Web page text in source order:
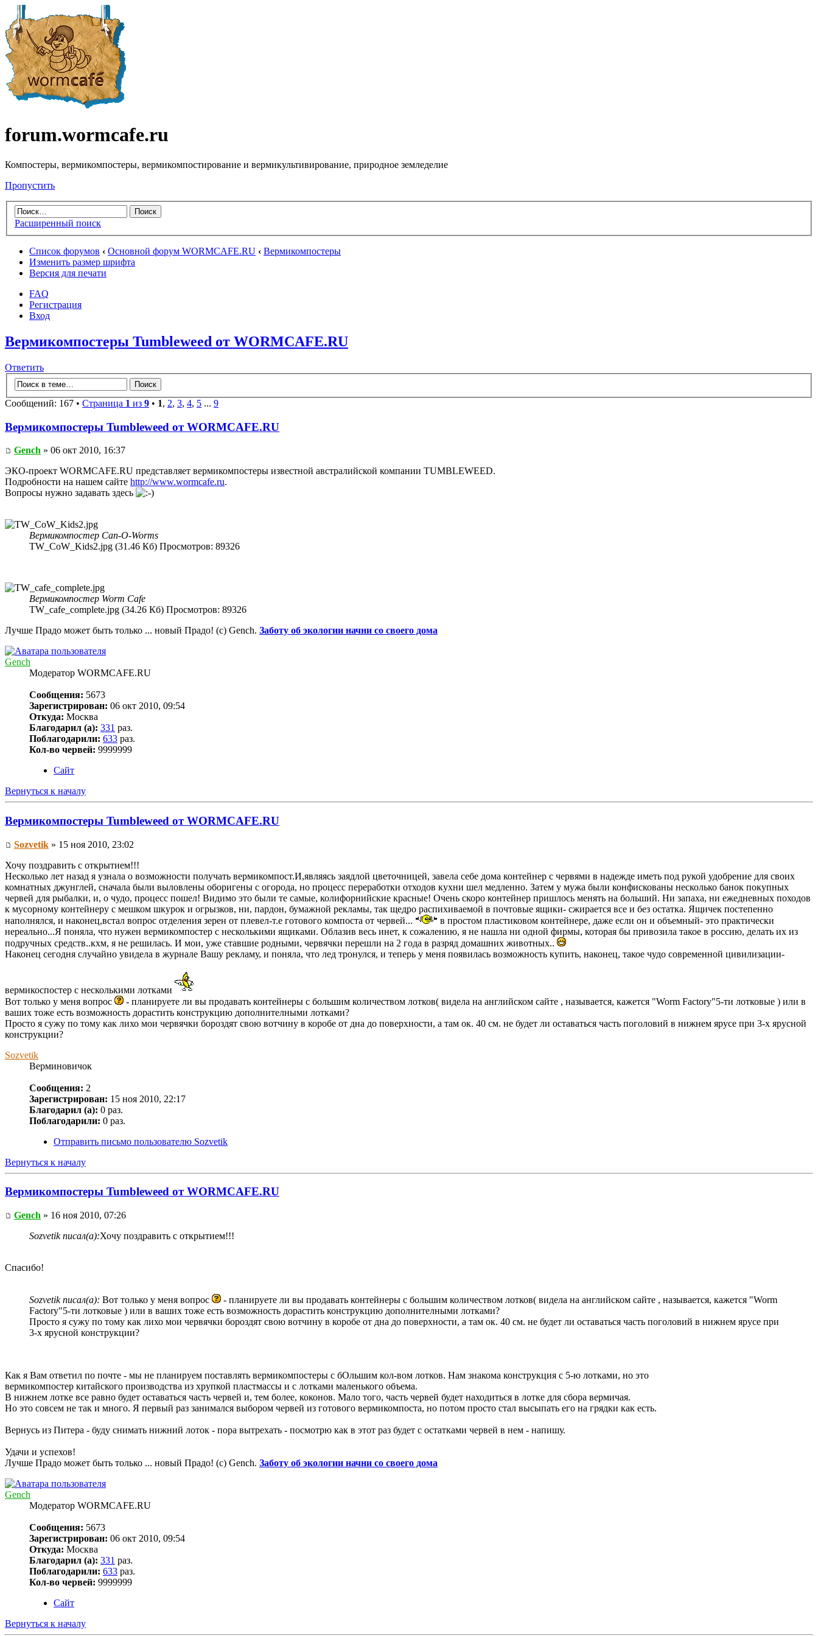
forum.wormcafe.ru
Компостеры, вермикомпостеры, вермикомпостирование и вермикультивирование, природное земледелие
Пропустить
Расширенный поиск
Список форумов ‹ Основной форум WORMCAFE.RU ‹ Вермикомпостеры
Изменить размер шрифта
Версия для печати
FAQ
Регистрация
Вход
Вермикомпостеры Tumbleweed от WORMCAFE.RU
Ответить
Сообщений: 167 • Страница 1 из 9 • 1, 2, 3, 4, 5 ... 9
Вермикомпостеры Tumbleweed от WORMCAFE.RU
Gench » 06 окт 2010, 16:37
ЭКО-проект WORMCAFE.RU представляет вермикомпостеры известной австралийской компании TUMBLEWEED.
Подробности на нашем сайте http://www.wormcafe.ru.
Вопросы нужно задавать здесь
Вермикомпостер Can-O-Worms
TW_CoW_Kids2.jpg (31.46 Кб) Просмотров: 89326
Вермикомпостер Worm Cafe
TW_cafe_complete.jpg (34.26 Кб) Просмотров: 89326
Лучше Прадо может быть только ... новый Прадо! (c) Gench. Заботу об экологии начни со своего дома
Gench
Модератор WORMCAFE.RU
Сообщения: 5673
Зарегистрирован: 06 окт 2010, 09:54
Откуда: Москва
Благодарил (а): 331 раз.
Поблагодарили: 633 раз.
Кол-во червей: 9999999
Сайт
Вернуться к началу
Вермикомпостеры Tumbleweed от WORMCAFE.RU
Sozvetik » 15 ноя 2010, 23:02
Хочу поздравить с открытием!!!
Несколько лет назад я узнала о возможности получать вермикомпост.И,являясь заядлой цветочницей, завела себе дома контейнер с червями в надежде иметь под рукой удобрение для своих
комнатных джунглей, сначала были выловлены оборигены с огорода, но процесс переработки отходов кухни шел медленно. Затем у мужа были конфискованы несколько банок покупных
червей для рыбалки, и, о чудо, процесс пошел! Видимо это были те самые, колифорнийские красные! Очень скоро контейнер пришлось менять на больший. Ни запаха, ни ежедневных походов
к мусорному контейнеру с мешком шкурок и огрызков, ни, пардон, бумажной рекламы, так щедро распихиваемой в почтовые ящики- сжирается все и без остатка. Ящичек постепенно
наполнялся, и наконец,встал вопрос отделения зерен от плевел-т.е готового компоста от червей...
в простом пластиковом контейнере, даже если он и объемный- это практически
нереально...Я поняла, что нужен вермикомпостер с несколькими ящиками. Облазив весь инет, к сожалению, я не нашла ни одной фирмы, которая бы привозила такое в россию, делать их из
подручных средств..кхм, я не решилась. И мои, уже ставшие родными, червячки перешли на 2 года в разряд домашних животных..
Наконец сегодня случайно увидела в журнале Вашу рекламу, и поняла, что лед тронулся, и теперь у меня появилась возможность купить, наконец, такое чудо современной цивилизации-
вермикоспостер с несколькими лотками
Вот только у меня вопрос
- планируете ли вы продавать контейнеры с большим количеством лотков( видела на английском сайте , называется, кажется "Worm Factory"5-ти лотковые ) или в
ваших тоже есть возможность дорастить конструкцию дополнителными лотками?
Просто я сужу по тому как лихо мои червячки бороздят свою вотчину в коробе от дна до поверхности, а там ок. 40 см. не будет ли оставаться часть поголовий в нижнем ярусе при 3-х ярусной
конструкции?
Sozvetik
Верминовичок
Сообщения: 2
Зарегистрирован: 15 ноя 2010, 22:17
Благодарил (а): 0 раз.
Поблагодарили: 0 раз.
Отправить письмо пользователю Sozvetik
Вернуться к началу
Вермикомпостеры Tumbleweed от WORMCAFE.RU
Gench » 16 ноя 2010, 07:26
Sozvetik писал(а):Хочу поздравить с открытием!!!
Спасибо!
Sozvetik писал(а): Вот только у меня вопрос
- планируете ли вы продавать контейнеры с большим количеством лотков( видела на английском сайте , называется, кажется "Worm
Factory"5-ти лотковые ) или в ваших тоже есть возможность дорастить конструкцию дополнителными лотками?
Просто я сужу по тому как лихо мои червячки бороздят свою вотчину в коробе от дна до поверхности, а там ок. 40 см. не будет ли оставаться часть поголовий в нижнем ярусе при
3-х ярусной конструкции?
Как я Вам ответил по почте - мы не планируем поставлять вермикомпостеры с бОльшим кол-вом лотков. Нам знакома конструкция с 5-ю лотками, но это
вермикомпостер китайского производства из хрупкой пластмассы и с лотками маленького объема.
В нижнем лотке все равно будет оставаться часть червей и, тем более, коконов. Мало того, часть червей будет находиться в лотке для сбора вермичая.
Но это совсем не так и много. Я первый раз занимался выбором червей из готового вермикомпоста, но потом просто стал высыпать его на грядки как есть.
Вернусь из Питера - буду снимать нижний лоток - пора вытрехать - посмотрю как в этот раз будет с остатками червей в нем - напишу.
Удачи и успехов!
Лучше Прадо может быть только ... новый Прадо! (c) Gench. Заботу об экологии начни со своего дома
Gench
Модератор WORMCAFE.RU
Сообщения: 5673
Зарегистрирован: 06 окт 2010, 09:54
Откуда: Москва
Благодарил (а): 331 раз.
Поблагодарили: 633 раз.
Кол-во червей: 9999999
Сайт
Вернуться к началу